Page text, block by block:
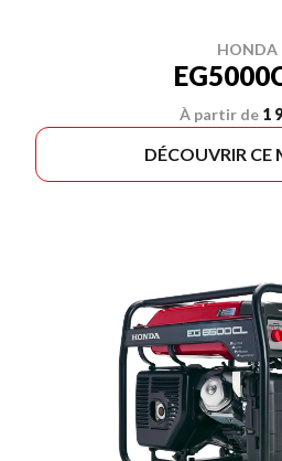
HONDA
À partir de 1
DÉCOUVRIR CE